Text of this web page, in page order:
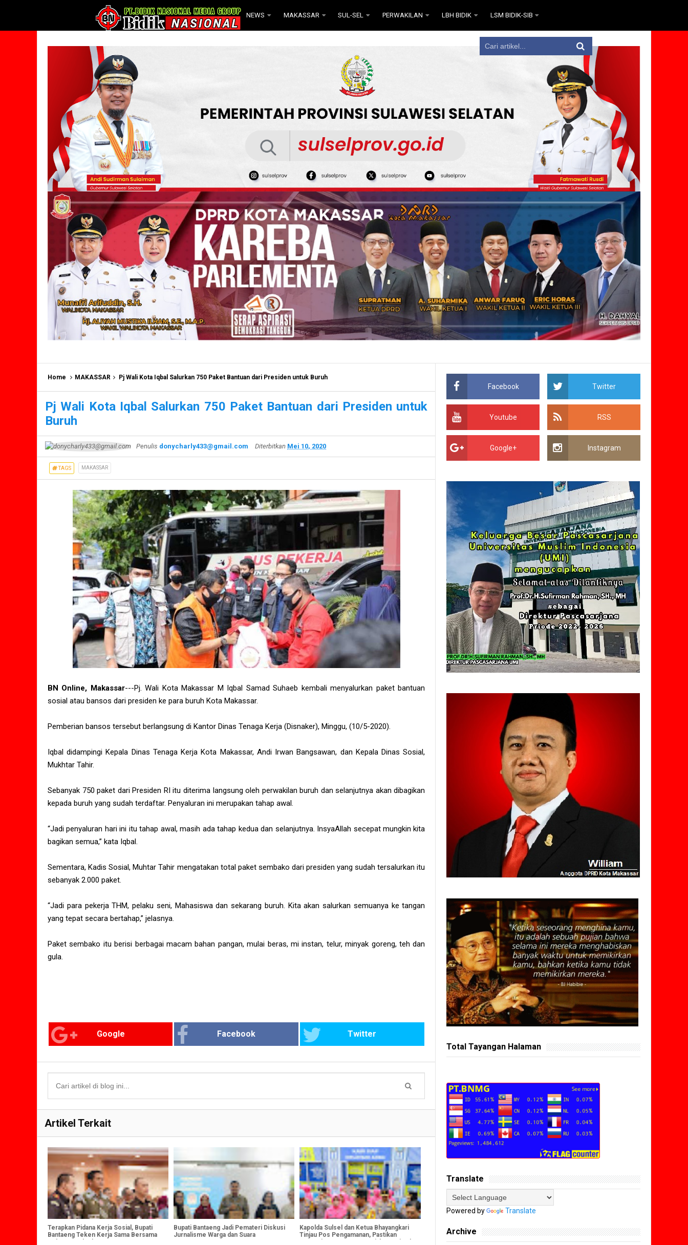
NEWS MAKASSAR SUL-SEL PERWAKILAN LBH BIDIK LSM BIDIK-SIB
Home MAKASSAR Pj Wali Kota Iqbal Salurkan 750 Paket Bantuan dari Presiden untuk Buruh
Pj Wali Kota Iqbal Salurkan 750 Paket Bantuan dari Presiden untuk
Buruh
Penulis donycharly433@gmail.com Diterbitkan Mei 10, 2020
TAGS MAKASSAR
BN Online, Makassar---Pj. Wali Kota Makassar M Iqbal Samad Suhaeb kembali menyalurkan paket bantuan
sosial atau bansos dari presiden ke para buruh Kota Makassar.
Pemberian bansos tersebut berlangsung di Kantor Dinas Tenaga Kerja (Disnaker), Minggu, (10/5-2020).
Iqbal didampingi Kepala Dinas Tenaga Kerja Kota Makassar, Andi Irwan Bangsawan, dan Kepala Dinas Sosial,
Mukhtar Tahir.
Sebanyak 750 paket dari Presiden RI itu diterima langsung oleh perwakilan buruh dan selanjutnya akan dibagikan
kepada buruh yang sudah terdaftar. Penyaluran ini merupakan tahap awal.
“Jadi penyaluran hari ini itu tahap awal, masih ada tahap kedua dan selanjutnya. InsyaAllah secepat mungkin kita
bagikan semua,” kata Iqbal.
Sementara, Kadis Sosial, Muhtar Tahir mengatakan total paket sembako dari presiden yang sudah tersalurkan itu
sebanyak 2.000 paket.
“Jadi para pekerja THM, pelaku seni, Mahasiswa dan sekarang buruh. Kita akan salurkan semuanya ke tangan
yang tepat secara bertahap,” jelasnya.
Paket sembako itu berisi berbagai macam bahan pangan, mulai beras, mi instan, telur, minyak goreng, teh dan
gula.
Google Facebook Twitter
Artikel Terkait
Terapkan Pidana Kerja Sosial, Bupati
Bantaeng Teken Kerja Sama Bersama
Bupati Bantaeng Jadi Pemateri Diskusi
Jurnalisme Warga dan Suara
Kapolda Sulsel dan Ketua Bhayangkari
Tinjau Pos Pengamanan, Pastikan
Facebook Twitter
Youtube RSS
Google+ Instagram
Total Tayangan Halaman
Translate
Powered by Translate
Archive